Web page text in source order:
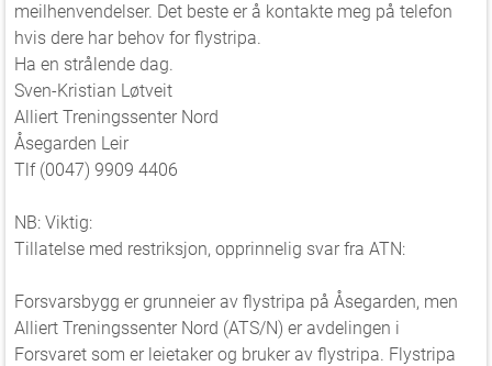
meilhenvendelser. Det beste er å kontakte meg på telefon
hvis dere har behov for flystripa.
Ha en strålende dag.
Sven-Kristian Løtveit
Alliert Treningssenter Nord
Åsegarden Leir
Tlf (0047) 9909 4406
NB: Viktig:
Tillatelse med restriksjon, opprinnelig svar fra ATN:
Forsvarsbygg er grunneier av flystripa på Åsegarden, men
Alliert Treningssenter Nord (ATS/N) er avdelingen i
Forsvaret som er leietaker og bruker av flystripa. Flystripa